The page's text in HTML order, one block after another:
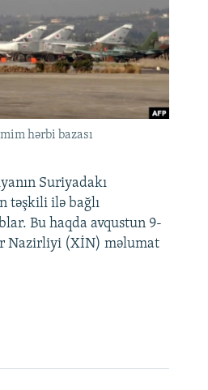
hərbi bazası
Suriyadakı
təşkili ilə bağlı
Bu haqda avqustun 9-
Nazirliyi (XİN) məlumat